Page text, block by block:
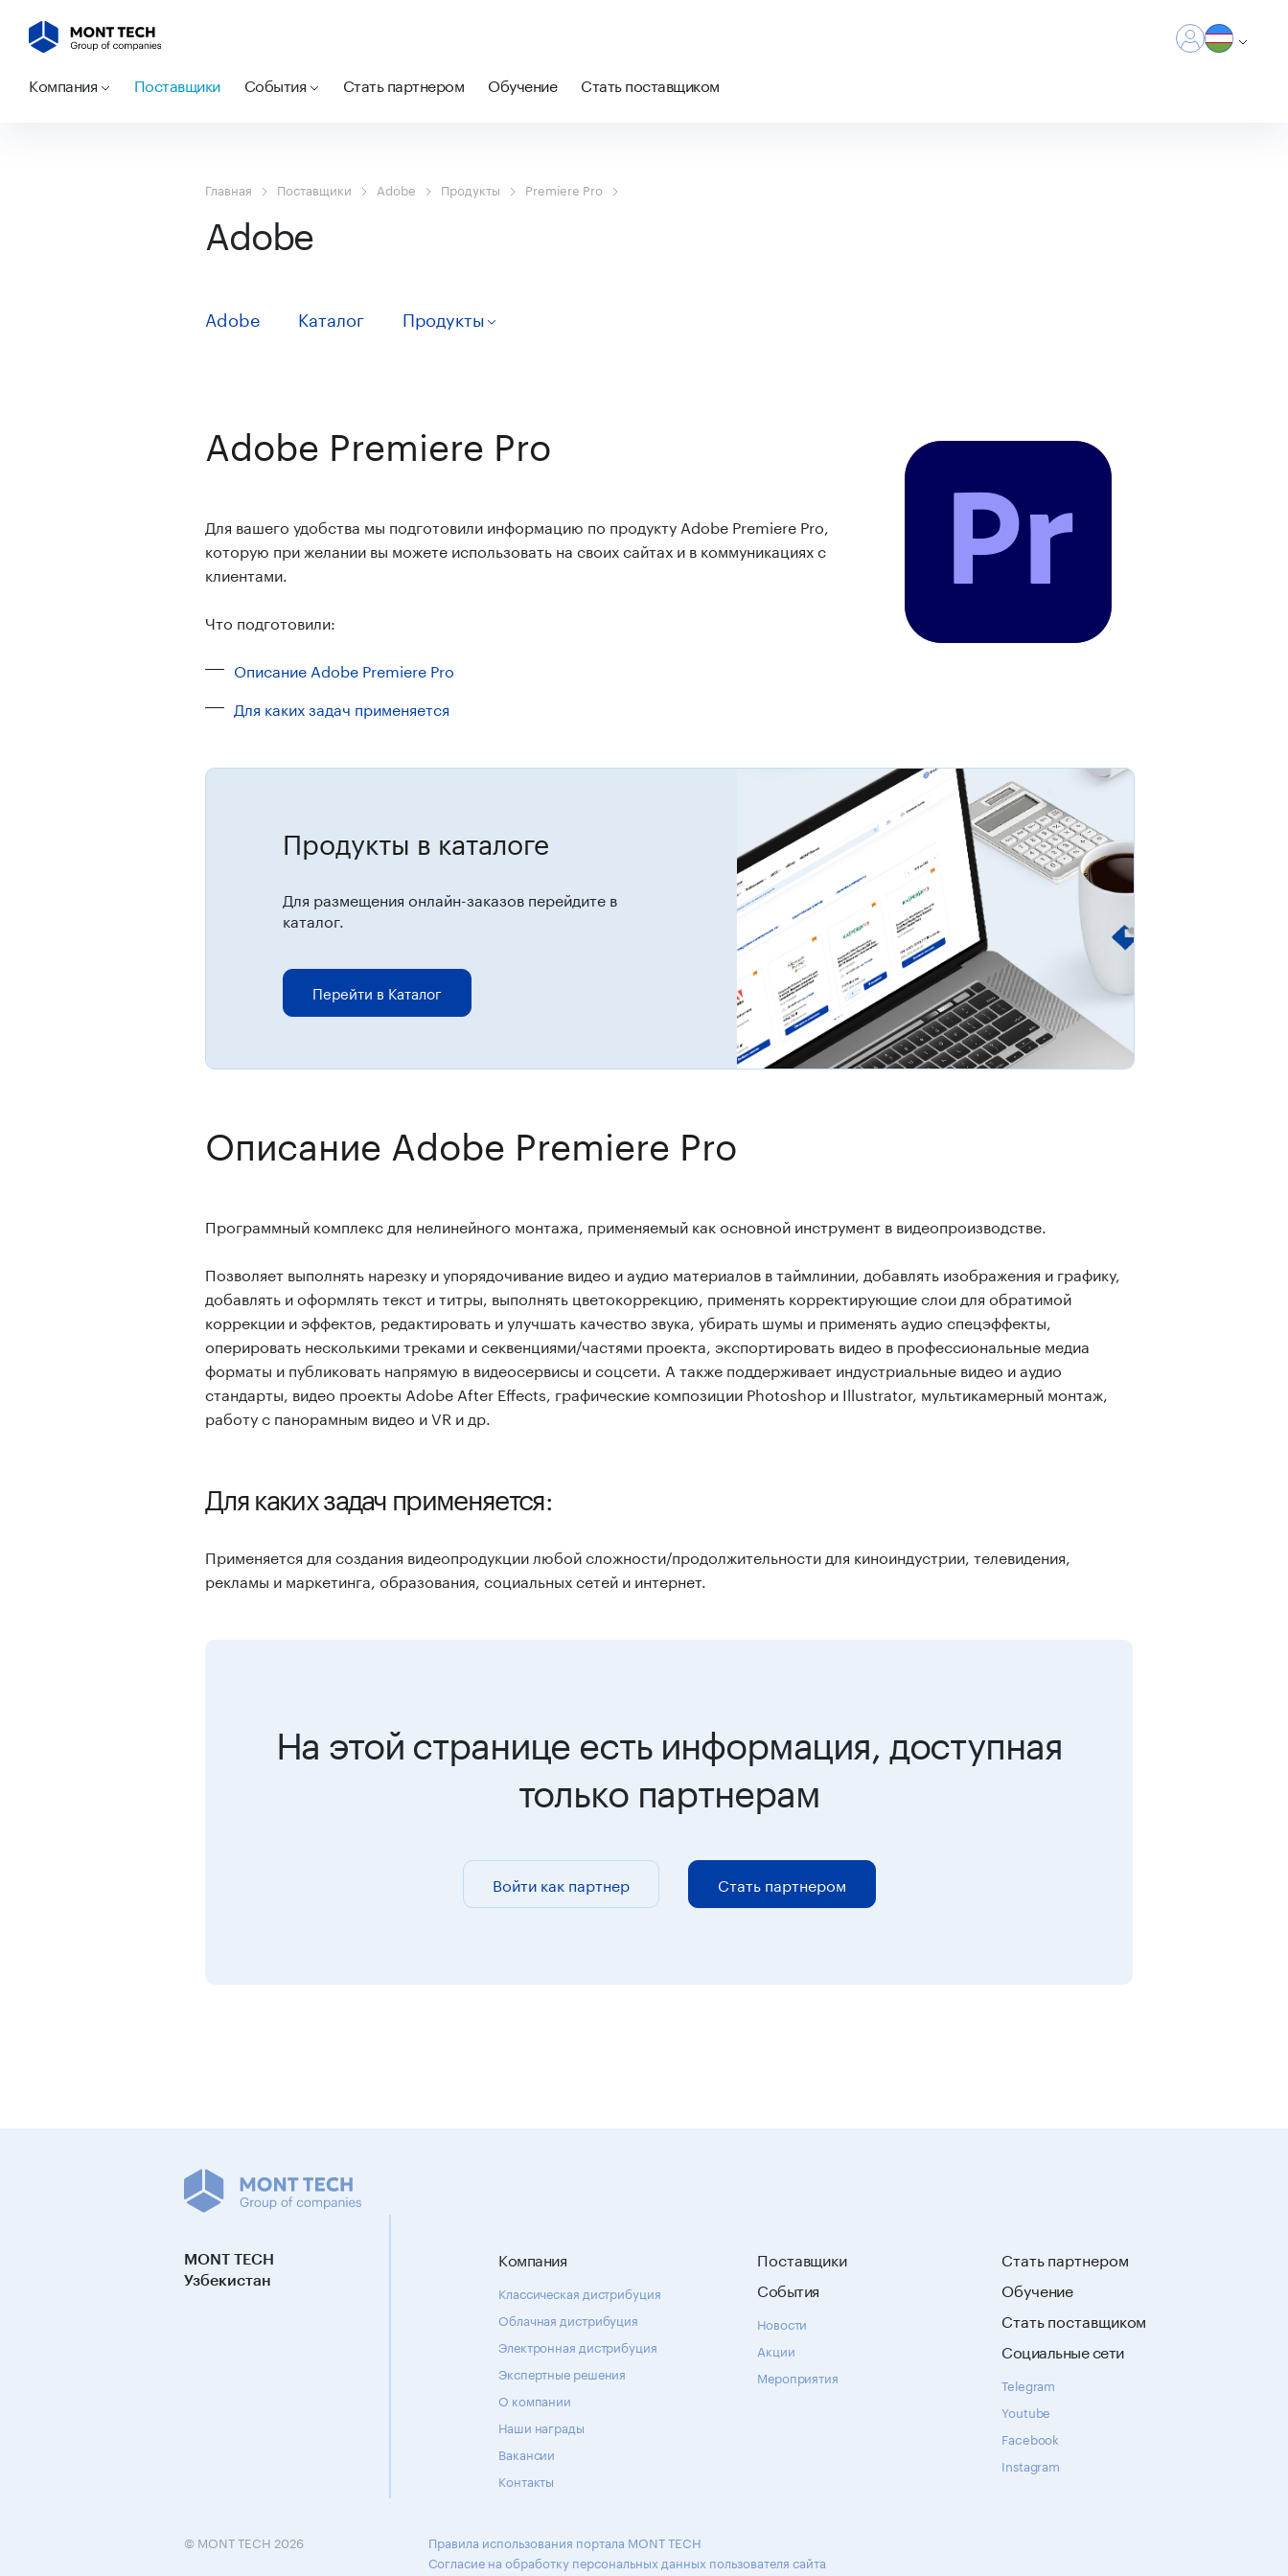
Компания Поставщики События Стать партнером Обучение Стать поставщиком
Главная Поставщики Adobe Продукты Premiere Pro
Adobe
Adobe Каталог Продукты
Adobe Premiere Pro
Для вашего удобства мы подготовили информацию по продукту Adobe Premiere Pro,
которую при желании вы можете использовать на своих сайтах и в коммуникациях с
клиентами.
Что подготовили:
Описание Adobe Premiere Pro
Для каких задач применяется
Продукты в каталоге
Для размещения онлайн-заказов перейдите в
каталог.
Перейти в Каталог
Описание Adobe Premiere Pro
Программный комплекс для нелинейного монтажа, применяемый как основной инструмент в видеопроизводстве.
Позволяет выполнять нарезку и упорядочивание видео и аудио материалов в таймлинии, добавлять изображения и графику,
добавлять и оформлять текст и титры, выполнять цветокоррекцию, применять корректирующие слои для обратимой
коррекции и эффектов, редактировать и улучшать качество звука, убирать шумы и применять аудио спецэффекты,
оперировать несколькими треками и секвенциями/частями проекта, экспортировать видео в профессиональные медиа
форматы и публиковать напрямую в видеосервисы и соцсети. А также поддерживает индустриальные видео и аудио
стандарты, видео проекты Adobe After Effects, графические композиции Photoshop и Illustrator, мультикамерный монтаж,
работу с панорамным видео и VR и др.
Для каких задач применяется:
Применяется для создания видеопродукции любой сложности/продолжительности для киноиндустрии, телевидения,
рекламы и маркетинга, образования, социальных сетей и интернет.
На этой странице есть информация, доступная
только партнерам
Войти как партнер Стать партнером
MONT TECH
Узбекистан
Компания
Классическая дистрибуция
Облачная дистрибуция
Электронная дистрибуция
Экспертные решения
О компании
Наши награды
Вакансии
Контакты
Поставщики
События
Новости
Акции
Мероприятия
Стать партнером
Обучение
Стать поставщиком
Социальные сети
Telegram
Youtube
Facebook
Instagram
© MONT TECH 2026
Правила использования портала MONT TECH
Согласие на обработку персональных данных пользователя сайта